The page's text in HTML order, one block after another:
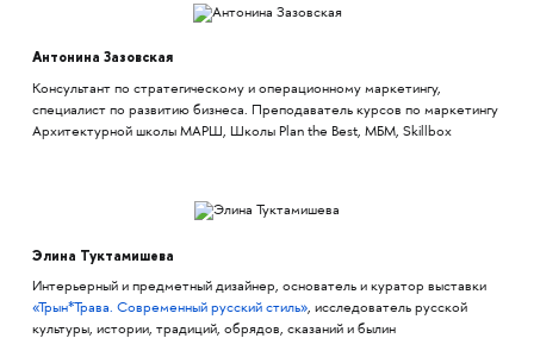
Антонина Зазовская
Консультант по стратегическому и операционному маркетингу,
специалист по развитию бизнеса. Преподаватель курсов по маркетингу
Архитектурной школы МАРШ, Школы Plan the Best, МБМ, Skillbox
Элина Туктамишева
Интерьерный и предметный дизайнер, основатель и куратор выставки
«Трын*Трава. Современный русский стиль», исследователь русской
культуры, истории, традиций, обрядов, сказаний и былин